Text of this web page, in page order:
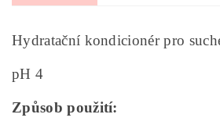
Hydratační kondicionér pro
pH 4
Způsob použití: